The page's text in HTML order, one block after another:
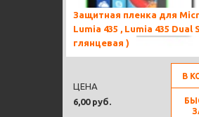
Защитная пленка для
Lumia 435 , Lumia 435 Dual
глянцевая )
6,00 руб.
ЦЕНА
В